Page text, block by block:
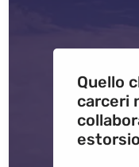
Quello
carceri